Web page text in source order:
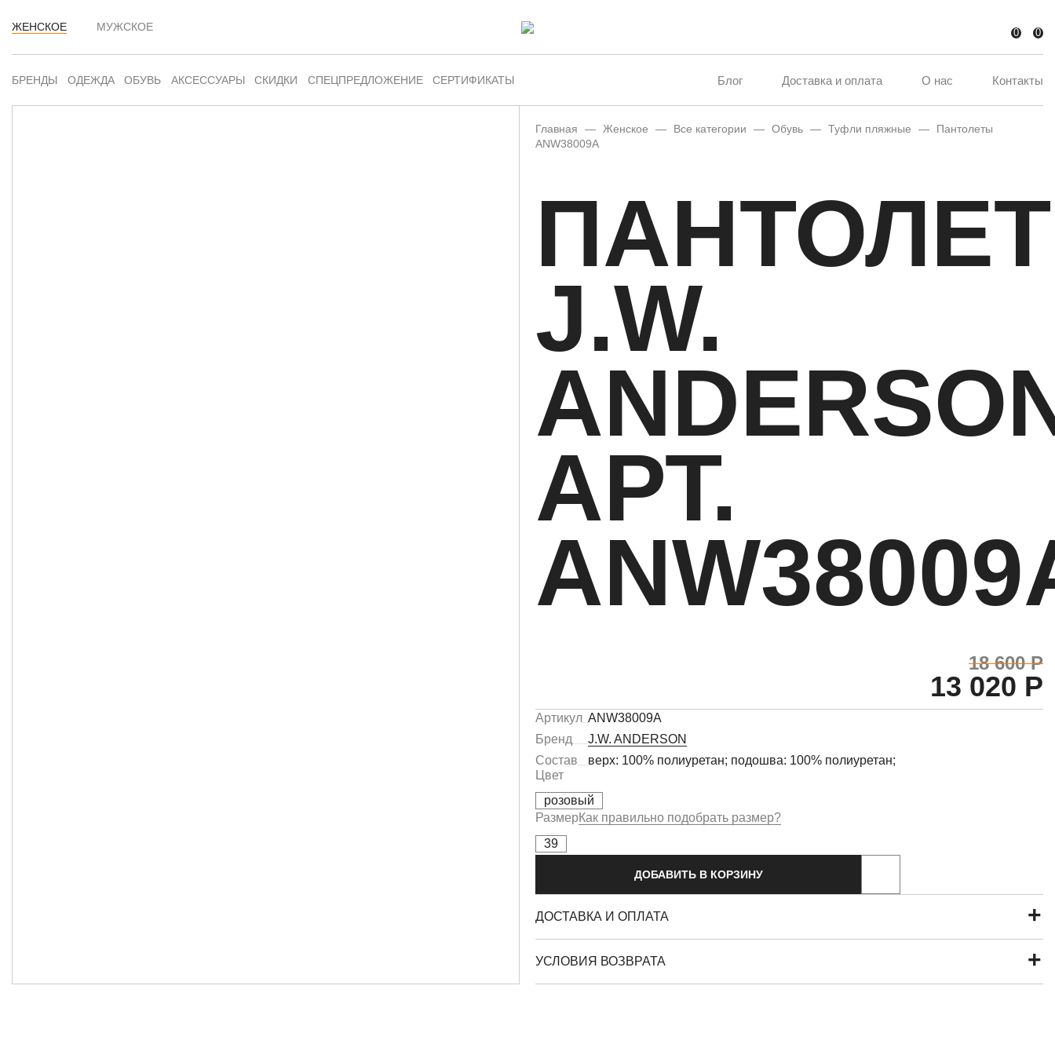
ЖЕНСКОЕ МУЖСКОЕ 0 0
БРЕНДЫ ОДЕЖДА ОБУВЬ АКСЕССУАРЫ СКИДКИ СПЕЦПРЕДЛОЖЕНИЕ СЕРТИФИКАТЫ Блог Доставка и оплата О нас Контакты
Главная — Женское — Все категории — Обувь — Туфли пляжные —
Пантолеты
ANW38009A
J.W.
АРТ.
18 600 Р
13 020 Р
Артикул ANW38009A
Бренд
J.W. ANDERSON
Состав
верх: 100% полиуретан; подошва: 100% полиуретан;
Цвет
розовый
РазмерКак правильно подобрать размер?
39
ДОБАВИТЬ В КОРЗИНУ
ДОСТАВКА И ОПЛАТА
УСЛОВИЯ ВОЗВРАТА